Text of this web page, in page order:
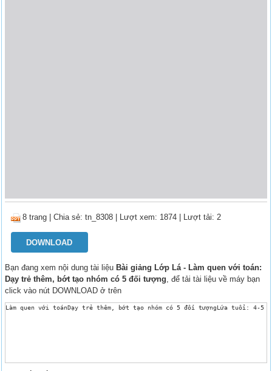
8 trang |Chia sẻ:tn_8308 | Lượt xem: 1874 | Lượt tải: 2
DOWNLOAD
Bạn đang xem nội dung tài liệu Bài giảng Lớp Lá - Làm quen với toán:
Dạy trẻ thêm, bớt tạo nhóm có 5 đối tượng, để tải tài liệu về máy bạn
click vào nút DOWNLOAD ở trên
Làm quen với toánDạy trẻ thêm, bớt tạo nhóm có 5 đối tượngLứa tuổi: 4-